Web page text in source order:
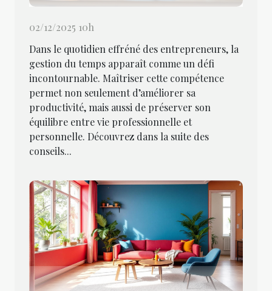
02/12/2025 10h
Dans le quotidien effréné des entrepreneurs, la
gestion du temps apparaît comme un défi
incontournable. Maîtriser cette compétence
permet non seulement d’améliorer sa
productivité, mais aussi de préserver son
équilibre entre vie professionnelle et
personnelle. Découvrez dans la suite des
conseils...